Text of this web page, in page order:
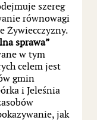
szereg
równowagi
Żywiecczyzny.
sprawa”
w tym
celem jest
gmin
i Jeleśnia
jak